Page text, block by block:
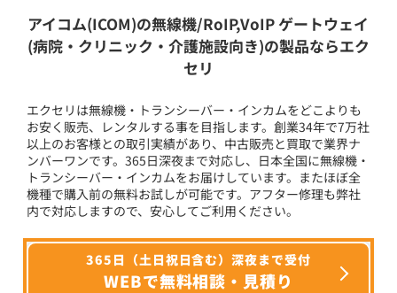
アイコム(ICOM)の無線機/RoIP,VoIP ゲートウェイ
(病院・クリニック・介護施設向き)の製品ならエク
セリ
エクセリは無線機・トランシーバー・インカムをどこよりも
お安く販売、レンタルする事を目指します。創業34年で7万社
以上のお客様との取引実績があり、中古販売と買取で業界ナ
ンバーワンです。365日深夜まで対応し、日本全国に無線機・
トランシーバー・インカムをお届けしています。またほぼ全
機種で購入前の無料お試しが可能です。アフター修理も弊社
内で対応しますので、安心してご利用ください。
365日（土日祝日含む）深夜まで受付
WEBで無料相談・見積り